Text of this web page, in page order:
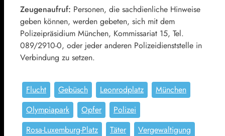
Zeugenaufruf: Personen, die sachdienliche Hinweise
geben können, werden gebeten, sich mit dem
Polizeipräsidium München, Kommissariat 15, Tel.
089/2910-0, oder jeder anderen Polizeidienststelle in
Verbindung zu setzen.
Flucht Gebüsch Leonrodplatz
München
Olympiapark
Opfer
Polizei
Rosa-Luxemburg-Platz
Täter
Vergewaltigung